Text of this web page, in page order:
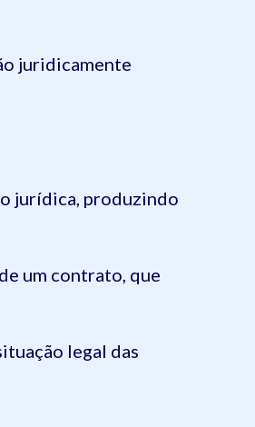
juridicamente
jurídica, produzindo
um contrato, que
legal das